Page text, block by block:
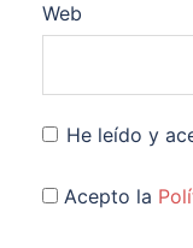
Web
He leído y
Acepto la